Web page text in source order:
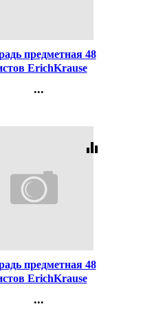
предметная 48
ErichKrause
обложка
...
equalizer
предметная 48
ErichKrause
язык
...